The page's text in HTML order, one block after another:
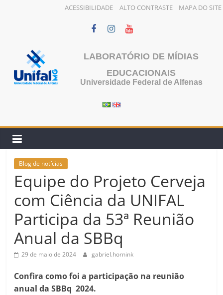
ACESSIBILIDADE ALTO CONTRASTE MAPA DO SITE
conteúdo
LABORATÓRIO DE MÍDIAS
EDUCACIONAIS
Universidade Federal de Alfenas
Blog de notícias
Equipe do Projeto Cerveja
com Ciência da UNIFAL
Participa da 53ª Reunião
Anual da SBBq
29 de maio de 2024 gabriel.hornink
Confira como foi a participação na reunião
anual da SBBq 2024.